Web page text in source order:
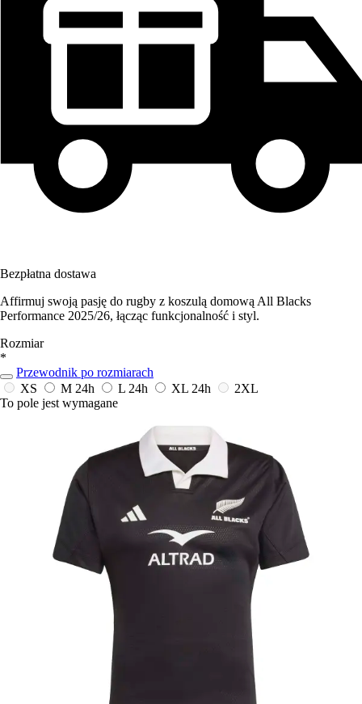
Bezpłatna dostawa
Affirmuj swoją pasję do rugby z koszulą domową All Blacks
Performance 2025/26, łącząc funkcjonalność i styl.
Rozmiar
*
Przewodnik po rozmiarach
XS
M 24h L 24h XL 24h
2XL
To pole jest wymagane